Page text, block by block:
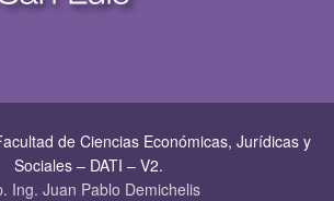
de Ciencias Económicas, Jurí­dicas y
Sociales – DATI – V2.
Ing. Juan Pablo Demichelis